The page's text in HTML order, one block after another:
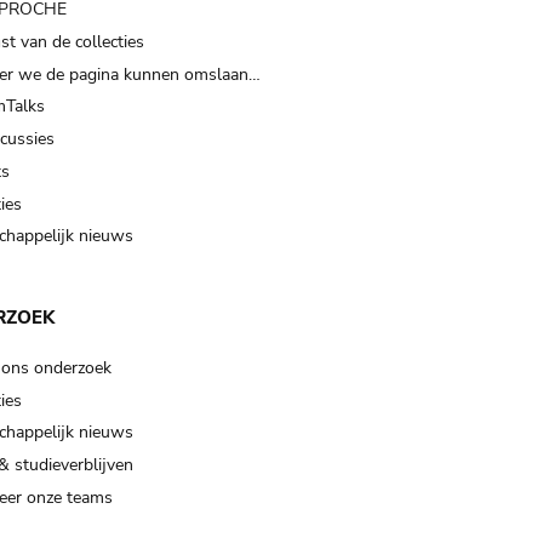
van de collecties
we de pagina kunnen omslaan…
nieuws
onderzoek
nieuws
studieverblijven
onze teams